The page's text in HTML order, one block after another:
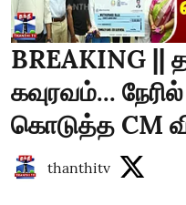
BREAKING ||
கவுரவம்...
கொடுத்த CM
thanthitv